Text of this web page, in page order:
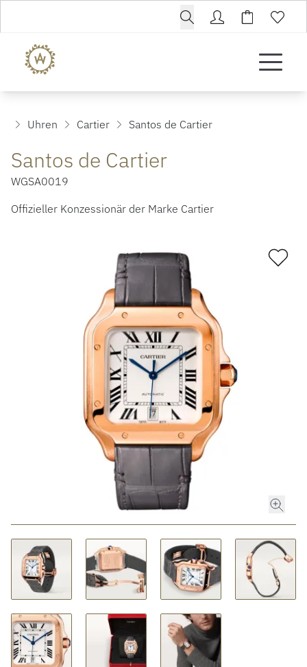
ROLEX CERTIFIED PRE-OWNED
LUXURY DEALS
HOCHZEIT
ACCESSOIRES
ÜBER UNS
Uhren Cartier Santos de Cartier
Santos de Cartier
WGSA0019
Offizieller Konzessionär der Marke Cartier